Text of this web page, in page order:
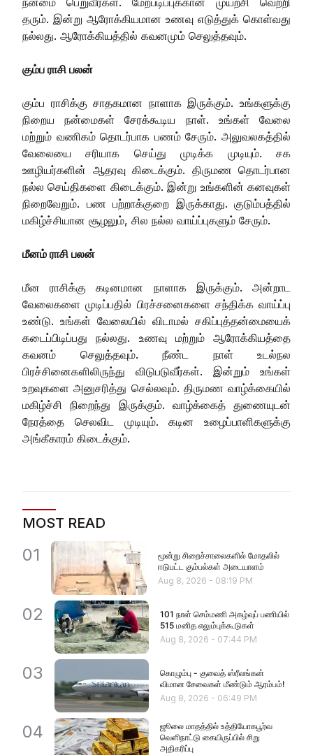
தரும். இன்று ஆரோக்கியமான உணவு எடுத்துக் கொள்வது
நல்லது. ஆரோக்கியத்தில் கவனமும் செலுத்தவும்.
கும்ப ராசி பலன்
கும்ப ராசிக்கு சாதகமான நாளாக இருக்கும். உங்களுக்கு
நிறைய நன்மைகள் சேரக்கூடிய நாள். உங்கள் வேலை
மற்றும் வணிகம் தொடர்பாக பணம் சேரும். அலுவலகத்தில்
வேலையை சரியாக செய்து முடிக்க முடியும். சக
ஊழியர்களின் ஆதரவு கிடைக்கும். திருமண தொடர்பான
நல்ல செய்திகளை கிடைக்கும். இன்று உங்களின் கனவுகள்
நிறைவேறும். பண பற்றாக்குறை இருக்காது. குடும்பத்தில்
மகிழ்ச்சியான சூழலும், சில நல்ல வாய்ப்புகளும் சேரும்.
மீனம் ராசி பலன்
மீன ராசிக்கு கடினமான நாளாக இருக்கும். அன்றாட
வேலைகளை முடிப்பதில் பிரச்சனைகளை சந்திக்க வாய்ப்பு
உண்டு. உங்கள் வேலையில் விடாமல் சகிப்புத்தன்மையைக்
கடைப்பிடிப்பது நல்லது. உணவு மற்றும் ஆரோக்கியத்தை
கவனம் செலுத்தவும். நீண்ட நாள் உடல்நல
பிரச்சினைகளிலிருந்து விடுபடுவீர்கள். இன்றும் உங்கள்
உறவுகளை அனுசரித்து செல்லவும். திருமண வாழ்க்கையில்
மகிழ்ச்சி நிறைந்து இருக்கும். வாழ்க்கைத் துணையுடன்
நேரத்தை செலவிட முடியும். கடின உழைப்பாளிகளுக்கு
அங்கீகாரம் கிடைக்கும்.
MOST READ
01
மூன்று சிறைச்சாலைகளில் மோதலில்
ஈடுபட்ட கும்பல்கள் அடையாளம்
Aug 8, 2026 - 08:19 PM
02
101 நாள் செம்மணி அகழ்வுப் பணியில்
515 மனித எலும்புக்கூடுகள்
Aug 8, 2026 - 07:44 PM
03
கொழும்பு - குவைத் ஸ்ரீலங்கன்
விமான சேவைகள் மீண்டும் ஆரம்பம்!
Aug 8, 2026 - 06:49 PM
04
ஜூலை மாதத்தில் உத்தியோகபூர்வ
வெளிநாட்டு கையிருப்பில் சிறு
அதிகரிப்பு